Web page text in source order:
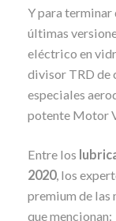
Y para terminar
últimas
eléctrico en
divisor TRD de
especiales
potente Motor
Entre los
2020, los
premium de las
que mencionan: